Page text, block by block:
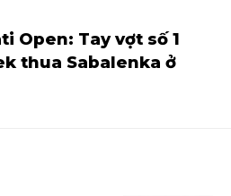
Open: Tay vợt số 1
thua Sabalenka ở